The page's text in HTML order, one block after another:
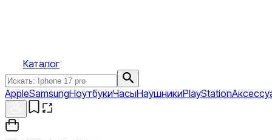
Каталог
AppleSamsungНоутбукиЧасыНаушникиPlayStation